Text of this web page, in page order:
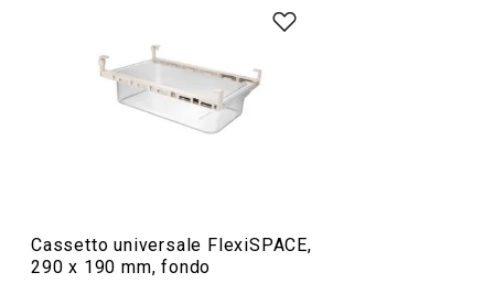
Organizzazione e pulizia
Cassetto universale FlexiSPACE,
290 x 190 mm, fondo